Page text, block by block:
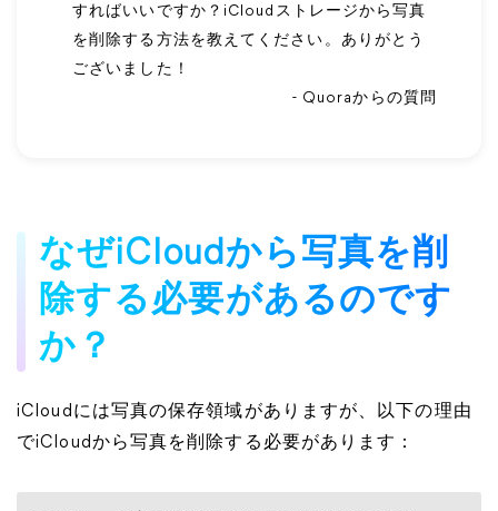
すればいいですか？iCloudストレージから写真
を削除する方法を教えてください。ありがとう
ございました！
- Quoraからの質問
なぜiCloudから写真を削
除する必要があるのです
か？
iCloudには写真の保存領域がありますが、以下の理由
でiCloudから写真を削除する必要があります：